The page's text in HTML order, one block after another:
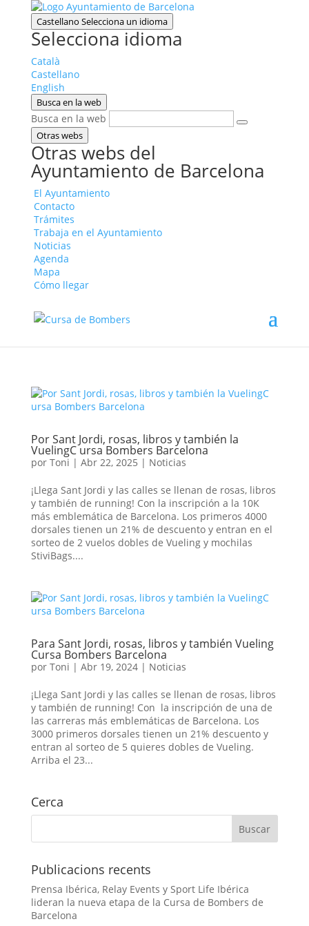
Castellano Selecciona un idioma
Selecciona idioma
Català
Castellano
English
Busca en la web
Busca en la web
Otras webs
Otras webs del
Ayuntamiento de Barcelona
El Ayuntamiento
Contacto
Trámites
Trabaja en el Ayuntamiento
Noticias
Agenda
Mapa
Cómo llegar
Por Sant Jordi, rosas, libros y también la
VuelingC ursa Bombers Barcelona
por Toni | Abr 22, 2025 | Noticias
¡Llega Sant Jordi y las calles se llenan de rosas, libros
y también de running! Con la inscripción a la 10K
más emblemática de Barcelona. Los primeros 4000
dorsales tienen un 21% de descuento y entran en el
sorteo de 2 vuelos dobles de Vueling y mochilas
StiviBags....
Para Sant Jordi, rosas, libros y también Vueling
Cursa Bombers Barcelona
por Toni | Abr 19, 2024| Noticias
¡Llega Sant Jordi y las calles se llenan de rosas, libros
y también de running! Con la inscripción de una de
las carreras más emblemáticas de Barcelona. Los
3000 primeros dorsales tienen un 21% descuento y
entran al sorteo de 5 quieres dobles de Vueling.
Arriba el 23...
Cerca
Publicacions recents
Prensa Ibérica, Relay Events y Sport Life Ibérica
lideran la nueva etapa de la Cursa de Bombers de
Barcelona